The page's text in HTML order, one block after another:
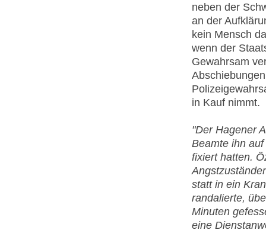
neben der
an der
kein Mensch
wenn der
Gewahrsam
in Kauf nimmt.
"Der Hagener
Beamte ihn
fixiert hatten.
statt in ein
randalierte,
Minuten
eine